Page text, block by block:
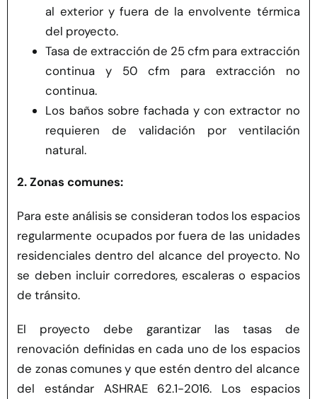
al exterior y fuera de la envolvente térmica
del proyecto.
Tasa de extracción de 25 cfm para extracción
continua y 50 cfm para extracción no
continua.
Los baños sobre fachada y con extractor no
requieren de validación por ventilación
natural.
2. Zonas comunes:
Para este análisis se consideran todos los espacios
regularmente ocupados por fuera de las unidades
residenciales dentro del alcance del proyecto. No
se deben incluir corredores, escaleras o espacios
de tránsito.
El proyecto debe garantizar las tasas de
renovación definidas en cada uno de los espacios
de zonas comunes y que estén dentro del alcance
del estándar ASHRAE 62.1-2016. Los espacios